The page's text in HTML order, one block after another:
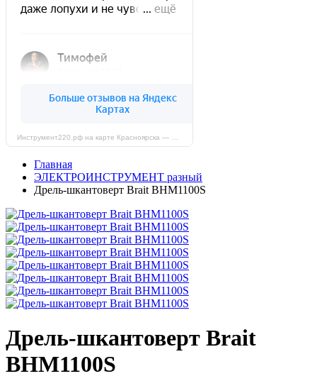
Главная
ЭЛЕКТРОИНСТРУМЕНТ разный
Дрель-шкантоверт Brait BHM1100S
Дрель-шкантоверт Brait
BHM1100S